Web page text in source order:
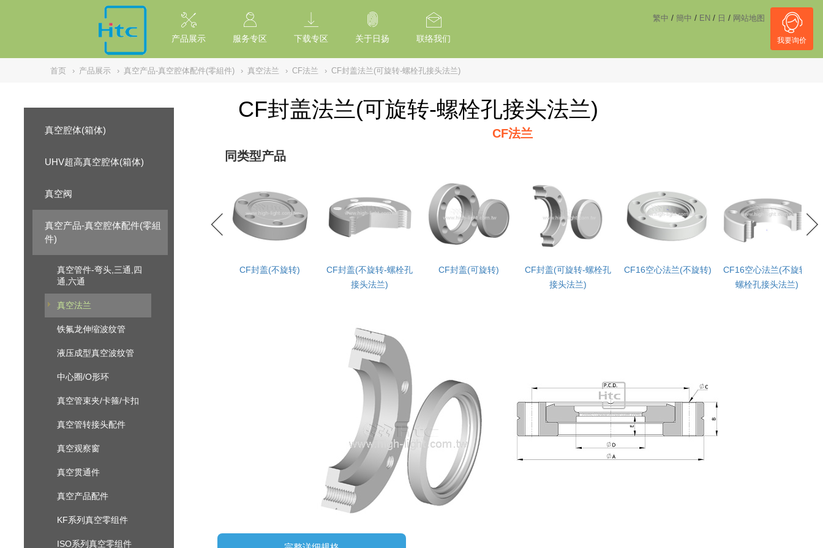
// replaced by scott on 2026/7/20 reason: high risk: Unsafe Implementation Of Subresource Integrity /*
繁中 / 簡中 / EN / 日 / 网站地图
我要询价
产品展示 服务专区 下载专区 关于日扬 联络我们
首页 › 产品展示 › 真空产品-真空腔体配件(零組件) › 真空法兰 › CF法兰 › CF封盖法兰(可旋转-螺栓孔接头法兰)
真空腔体(箱体)
UHV超高真空腔体(箱体)
真空阀
真空产品-真空腔体配件(零組
件)
真空管件-弯头,三通,四
通,六通
真空法兰
铁氟龙伸缩波纹管
液压成型真空波纹管
中心圈/O形环
真空管束夹/卡箍/卡扣
真空管转接头配件
真空观察窗
真空贯通件
真空产品配件
KF系列真空零组件
ISO系列真空零组件
CF封盖法兰(可旋转-螺栓孔接头法兰)
CF法兰
同类型产品
CF封盖(不旋转)
CF封盖(不旋转-螺栓孔
接头法兰)
CF封盖(可旋转)
CF封盖(可旋转-螺栓孔
接头法兰)
CF16空心法兰(不旋转)
CF16空心法兰(不旋转-
螺栓孔接头法兰)